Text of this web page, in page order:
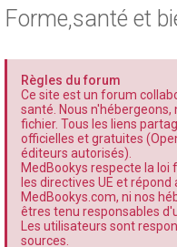
Forme,santé et
Règles du forum
Ce site est un forum
santé. Nous
fichier. Tous les liens
officielles et gratuites
éditeurs autorisés).
MedBookys respecte la loi
les directives UE et
MedBookys.com, ni nos
êtres tenu responsables
Les utilisateurs sont
sources.